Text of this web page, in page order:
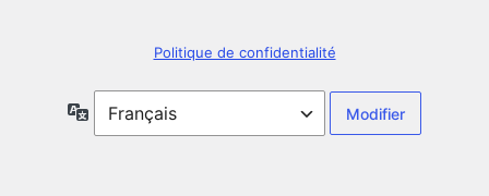
Politique de confidentialité
Langue